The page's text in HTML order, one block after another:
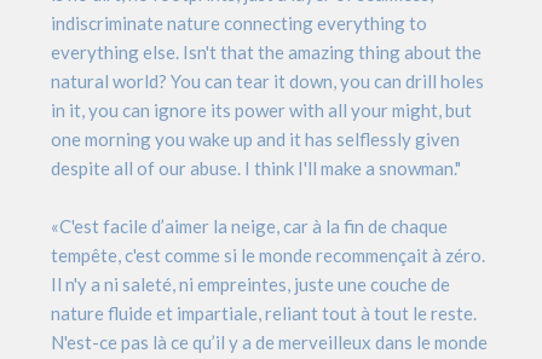
indiscriminate nature connecting everything to
everything else. Isn't that the amazing thing about the
natural world? You can tear it down, you can drill holes
in it, you can ignore its power with all your might, but
one morning you wake up and it has selflessly given
despite all of our abuse. I think I'll make a snowman."
«C'est facile d’aimer la neige, car à la fin de chaque
tempête, c'est comme si le monde recommençait à zéro.
Il n'y a ni saleté, ni empreintes, juste une couche de
nature fluide et impartiale, reliant tout à tout le reste.
N'est-ce pas là ce qu’il y a de merveilleux dans le monde